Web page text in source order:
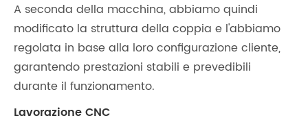
A seconda della macchina, abbiamo quindi
modificato la struttura della coppia e l'abbiamo
regolata in base alla loro configurazione cliente,
garantendo prestazioni stabili e prevedibili
durante il funzionamento.
Lavorazione CNC